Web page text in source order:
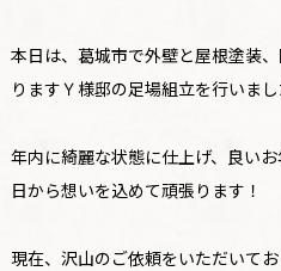
本日は、葛城市で外壁と屋根塗装
りますＹ様邸の足場組立を行いまし
年内に綺麗な状態に仕上げ、良い
日から想いを込めて頑張ります！
現在、沢山のご依頼をいただいて